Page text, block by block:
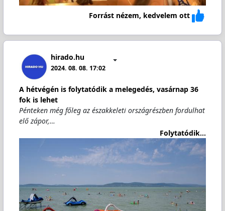
Forrást nézem, kedvelem ott
hirado.hu
2024. 08. 08. 17:02
A hétvégén is folytatódik a melegedés, vasárnap 36
fok is lehet
Pénteken még főleg az északkeleti országrészben fordulhat
elő zápor,…
Folytatódik...